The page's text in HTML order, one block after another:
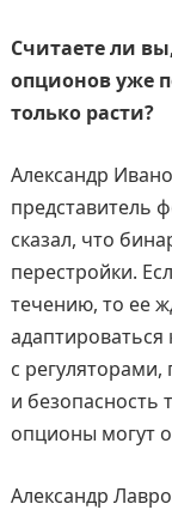
Считаете ли
опционов уже
только расти?
Александр
представитель
сказал, что
перестройки.
течению, то ее
с
и безопасность
опционы могут
Александр